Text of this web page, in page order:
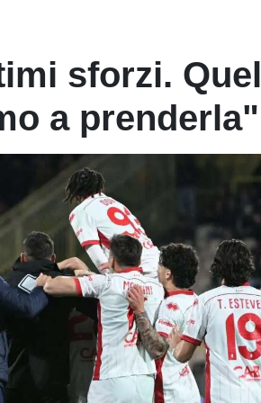
sforzi. Quel
a prenderla"